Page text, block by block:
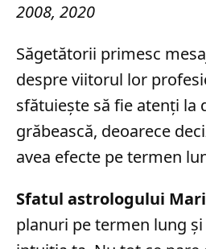
2008, 2020
Săgetătorii primesc
despre viitorul lor
sfătuiește să fie atenți la
grăbească, deoarece
avea efecte pe termen
Sfatul astrologului
planuri pe termen lung